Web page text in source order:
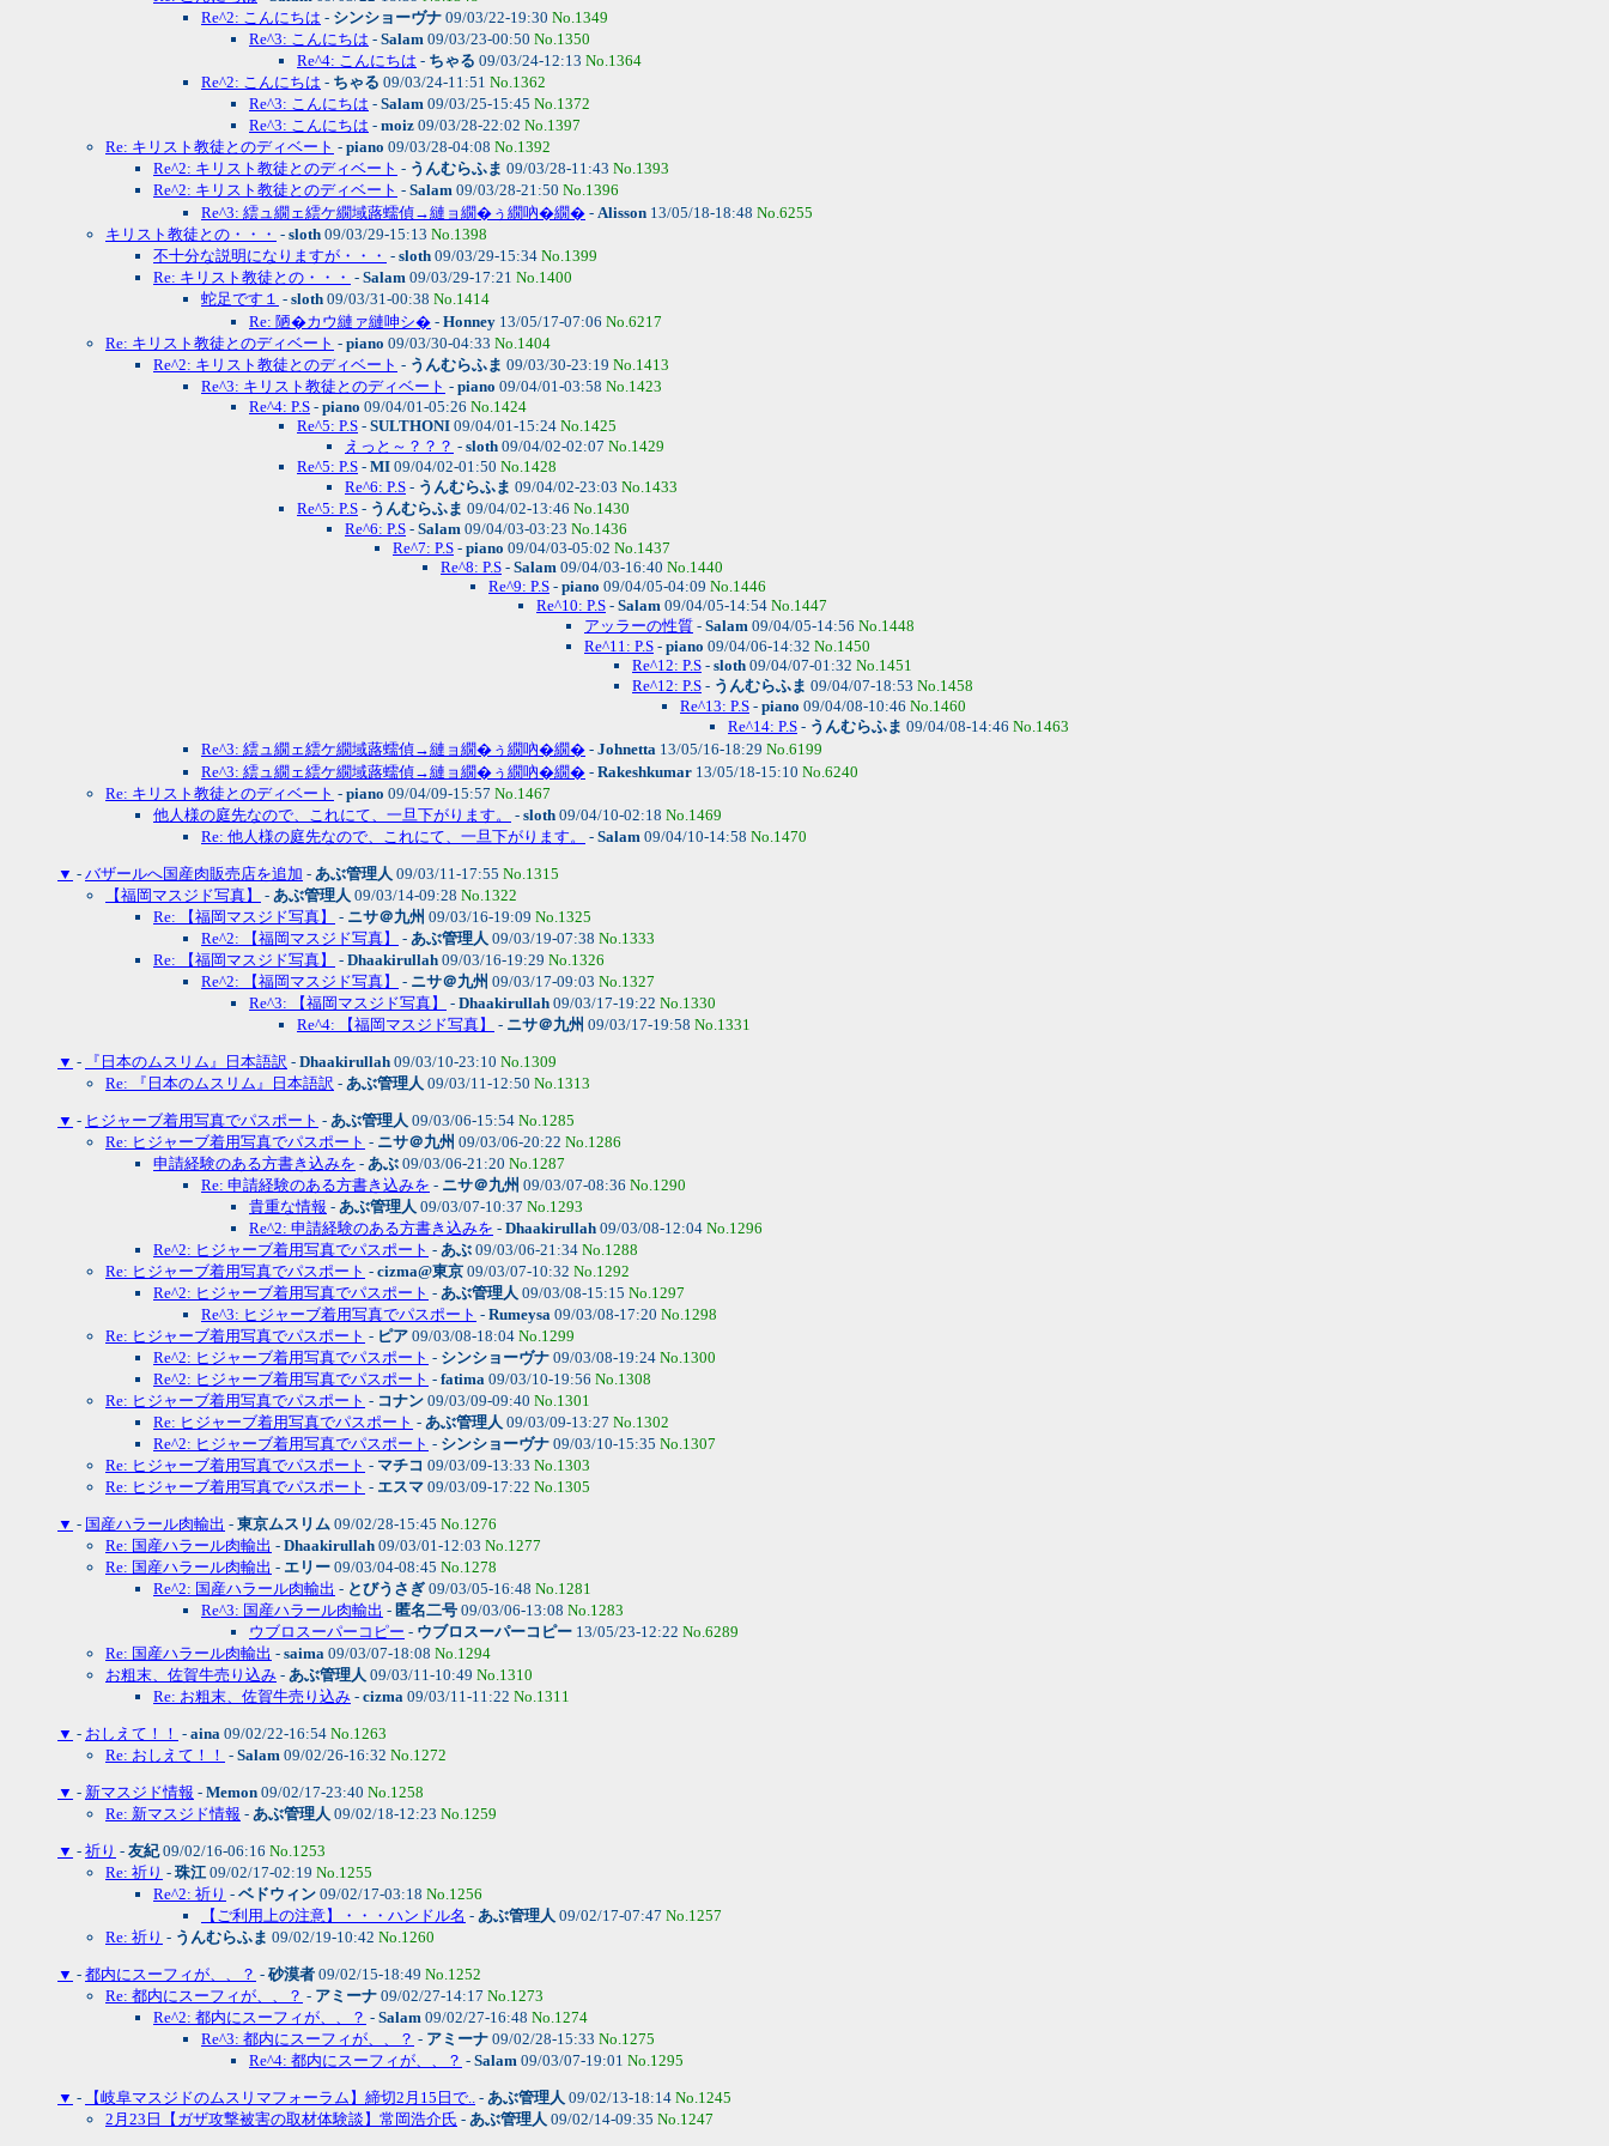
Re^2: こんにちは - シンショーヴナ 09/03/22-19:30 No.1349
Re^3: こんにちは - Salam 09/03/23-00:50 No.1350
Re^4: こんにちは - ちゃる 09/03/24-12:13 No.1364
Re^2: こんにちは - ちゃる 09/03/24-11:51 No.1362
Re^3: こんにちは - Salam 09/03/25-15:45 No.1372
Re^3: こんにちは - moiz 09/03/28-22:02 No.1397
Re: キリスト教徒とのディベート - piano 09/03/28-04:08 No.1392
Re^2: キリスト教徒とのディベート - うんむらふま 09/03/28-11:43 No.1393
Re^2: キリスト教徒とのディベート - Salam 09/03/28-21:50 No.1396
Re^3: 繧ュ繝ェ繧ケ繝域蕗蠕偵→縺ョ繝�ぅ繝吶�繝� - Alisson 13/05/18-18:48 No.6255
キリスト教徒との・・・ - sloth 09/03/29-15:13 No.1398
不十分な説明になりますが・・・ - sloth 09/03/29-15:34 No.1399
Re: キリスト教徒との・・・ - Salam 09/03/29-17:21 No.1400
蛇足です１ - sloth 09/03/31-00:38 No.1414
Re: 陋�カウ縺ァ縺呻シ� - Honney 13/05/17-07:06 No.6217
Re: キリスト教徒とのディベート - piano 09/03/30-04:33 No.1404
Re^2: キリスト教徒とのディベート - うんむらふま 09/03/30-23:19 No.1413
Re^3: キリスト教徒とのディベート - piano 09/04/01-03:58 No.1423
Re^4: P.S - piano 09/04/01-05:26 No.1424
Re^5: P.S - SULTHONI 09/04/01-15:24 No.1425
えっと～？？？ - sloth 09/04/02-02:07 No.1429
Re^5: P.S - MI 09/04/02-01:50 No.1428
Re^6: P.S - うんむらふま 09/04/02-23:03 No.1433
Re^5: P.S - うんむらふま 09/04/02-13:46 No.1430
Re^6: P.S - Salam 09/04/03-03:23 No.1436
Re^7: P.S - piano 09/04/03-05:02 No.1437
Re^8: P.S - Salam 09/04/03-16:40 No.1440
Re^9: P.S - piano 09/04/05-04:09 No.1446
Re^10: P.S - Salam 09/04/05-14:54 No.1447
アッラーの性質 - Salam 09/04/05-14:56 No.1448
Re^11: P.S - piano 09/04/06-14:32 No.1450
Re^12: P.S - sloth 09/04/07-01:32 No.1451
Re^12: P.S - うんむらふま 09/04/07-18:53 No.1458
Re^13: P.S - piano 09/04/08-10:46 No.1460
Re^14: P.S - うんむらふま 09/04/08-14:46 No.1463
Re^3: 繧ュ繝ェ繧ケ繝域蕗蠕偵→縺ョ繝�ぅ繝吶�繝� - Johnetta 13/05/16-18:29 No.6199
Re^3: 繧ュ繝ェ繧ケ繝域蕗蠕偵→縺ョ繝�ぅ繝吶�繝� - Rakeshkumar 13/05/18-15:10 No.6240
Re: キリスト教徒とのディベート - piano 09/04/09-15:57 No.1467
他人様の庭先なので、これにて、一旦下がります。
- sloth 09/04/10-02:18 No.1469
Re: 他人様の庭先なので、これにて、一旦下がります。
- Salam 09/04/10-14:58 No.1470
▼ - バザールへ国産肉販売店を追加 - あぶ管理人 09/03/11-17:55 No.1315
【福岡マスジド写真】
- あぶ管理人 09/03/14-09:28 No.1322
Re: 【福岡マスジド写真】
- ニサ＠九州 09/03/16-19:09 No.1325
Re^2: 【福岡マスジド写真】
- あぶ管理人 09/03/19-07:38 No.1333
Re: 【福岡マスジド写真】
- Dhaakirullah 09/03/16-19:29 No.1326
Re^2: 【福岡マスジド写真】
- ニサ＠九州 09/03/17-09:03 No.1327
Re^3: 【福岡マスジド写真】
- Dhaakirullah 09/03/17-19:22 No.1330
Re^4: 【福岡マスジド写真】
- ニサ＠九州 09/03/17-19:58 No.1331
▼ - 『日本のムスリム』日本語訳 - Dhaakirullah 09/03/10-23:10 No.1309
Re: 『日本のムスリム』日本語訳 - あぶ管理人 09/03/11-12:50 No.1313
▼ - ヒジャーブ着用写真でパスポート - あぶ管理人 09/03/06-15:54 No.1285
Re: ヒジャーブ着用写真でパスポート - ニサ＠九州 09/03/06-20:22 No.1286
申請経験のある方書き込みを - あぶ 09/03/06-21:20 No.1287
Re: 申請経験のある方書き込みを - ニサ＠九州 09/03/07-08:36 No.1290
貴重な情報 - あぶ管理人 09/03/07-10:37 No.1293
Re^2: 申請経験のある方書き込みを - Dhaakirullah 09/03/08-12:04 No.1296
Re^2: ヒジャーブ着用写真でパスポート - あぶ 09/03/06-21:34 No.1288
Re: ヒジャーブ着用写真でパスポート - cizma@東京 09/03/07-10:32 No.1292
Re^2: ヒジャーブ着用写真でパスポート - あぶ管理人 09/03/08-15:15 No.1297
Re^3: ヒジャーブ着用写真でパスポート - Rumeysa 09/03/08-17:20 No.1298
Re: ヒジャーブ着用写真でパスポート - ピア 09/03/08-18:04 No.1299
Re^2: ヒジャーブ着用写真でパスポート - シンショーヴナ 09/03/08-19:24 No.1300
Re^2: ヒジャーブ着用写真でパスポート - fatima 09/03/10-19:56 No.1308
Re: ヒジャーブ着用写真でパスポート - コナン 09/03/09-09:40 No.1301
Re: ヒジャーブ着用写真でパスポート - あぶ管理人 09/03/09-13:27 No.1302
Re^2: ヒジャーブ着用写真でパスポート - シンショーヴナ 09/03/10-15:35 No.1307
Re: ヒジャーブ着用写真でパスポート - マチコ 09/03/09-13:33 No.1303
Re: ヒジャーブ着用写真でパスポート - エスマ 09/03/09-17:22 No.1305
▼ - 国産ハラール肉輸出 - 東京ムスリム 09/02/28-15:45 No.1276
Re: 国産ハラール肉輸出 - Dhaakirullah 09/03/01-12:03 No.1277
Re: 国産ハラール肉輸出 - エリー 09/03/04-08:45 No.1278
Re^2: 国産ハラール肉輸出 - とびうさぎ 09/03/05-16:48 No.1281
Re^3: 国産ハラール肉輸出 - 匿名二号 09/03/06-13:08 No.1283
ウブロスーパーコピー - ウブロスーパーコピー 13/05/23-12:22 No.6289
Re: 国産ハラール肉輸出 - saima 09/03/07-18:08 No.1294
お粗末、佐賀牛売り込み - あぶ管理人 09/03/11-10:49 No.1310
Re: お粗末、佐賀牛売り込み - cizma 09/03/11-11:22 No.1311
▼ - おしえて！！ - aina 09/02/22-16:54 No.1263
Re: おしえて！！ - Salam 09/02/26-16:32 No.1272
▼ - 新マスジド情報 - Memon 09/02/17-23:40 No.1258
Re: 新マスジド情報 - あぶ管理人 09/02/18-12:23 No.1259
▼ - 祈り - 友紀09/02/16-06:16 No.1253
Re: 祈り - 珠江 09/02/17-02:19 No.1255
Re^2: 祈り - ベドウィン 09/02/17-03:18 No.1256
【ご利用上の注意】・・・ハンドル名 - あぶ管理人 09/02/17-07:47 No.1257
Re: 祈り - うんむらふま 09/02/19-10:42 No.1260
▼ - 都内にスーフィが、、？ - 砂漠者 09/02/15-18:49 No.1252
Re: 都内にスーフィが、、？ - アミーナ 09/02/27-14:17 No.1273
Re^2: 都内にスーフィが、、？ - Salam 09/02/27-16:48 No.1274
Re^3: 都内にスーフィが、、？ - アミーナ 09/02/28-15:33 No.1275
Re^4: 都内にスーフィが、、？ - Salam 09/03/07-19:01 No.1295
▼ - 【岐阜マスジドのムスリマフォーラム】締切2月15日で.. - あぶ管理人 09/02/13-18:14 No.1245
2月23日【ガザ攻撃被害の取材体験談】常岡浩介氏 - あぶ管理人 09/02/14-09:35 No.1247